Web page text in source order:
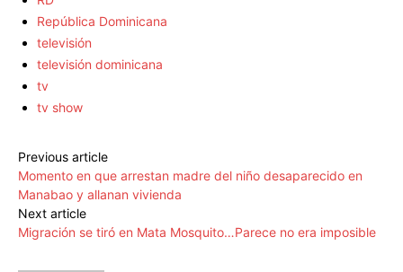
República Dominicana
televisión
televisión dominicana
tv
tv show
Previous article
Momento en que arrestan madre del niño desaparecido en
Manabao y allanan vivienda
Next article
Migración se tiró en Mata Mosquito…Parece no era imposible